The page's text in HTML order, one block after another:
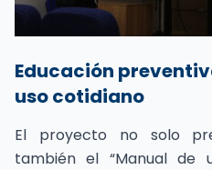
Educación
uso cotidiano
El proyecto no solo
también el “Manual de